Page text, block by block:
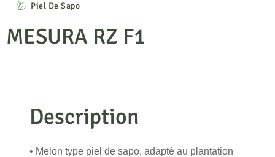
Piel De Sapo
MESURA RZ F1
Description
• Melon type piel de sapo, adapté au plantation